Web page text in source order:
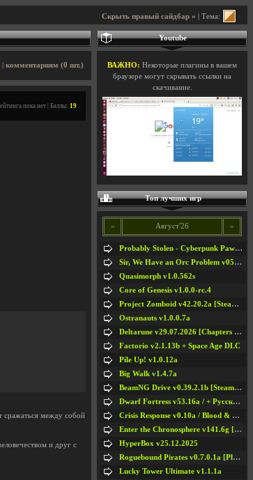
Скрыть правый сайдбар » | Тема:
комментариям (0 шт.)
пока нет | Баллы: 19
сражаться между собой
и друг с
Youtube
ВАЖНО: Некоторые плагины в вашем
браузере могут скрывать ссылки на
скачивание.
Топ лучших игр
« Август'26 »
Probably Stolen - Cyberpunk Pawnshop Simulator v048c [Playtest]
Sir, We Have an Orc Problem v05.08.2026
Quasimorph v1.0.562s
Core of Genesis v1.0.0-rc.4
Project Zomboid v42.20.2a [Steam Early Access]
Ostranauts v1.0.0.7a
Deltarune v29.07.2026 [Chapters 1-5] / + RUS [Chapters 1-5]
Factorio v2.1.13b + Space Age DLC
Pile Up! v1.0.12a
Big Walk v1.4.7a
BeamNG Drive v0.39.2.1b [Steam Early Access]
Dwarf Fortress v53.16a / + Русская Версия v50.12a
Crisis Response v0.10a / Blood & Bullet
Enter the Chronosphere v141.6g [Steam Early Access]
HyperBox v25.12.2025
Roguebound Pirates v0.7.0.1a [Playtest]
Lucky Tower Ultimate v1.1.1a